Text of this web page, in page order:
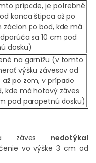
prípade, je potrebné
konca štipca až po
po bod, kde má
sa 10 cm pod
dosku)
na garnížu (v tomto
výšku závesov od
po zem,v prípade
kde má hotový záves
pod parapetnú dosku)
záves nedotýkal
vo výške 3 cm od